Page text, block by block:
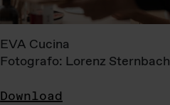
EVA Cucina
Fotografo: Lorenz Sternbach
Download